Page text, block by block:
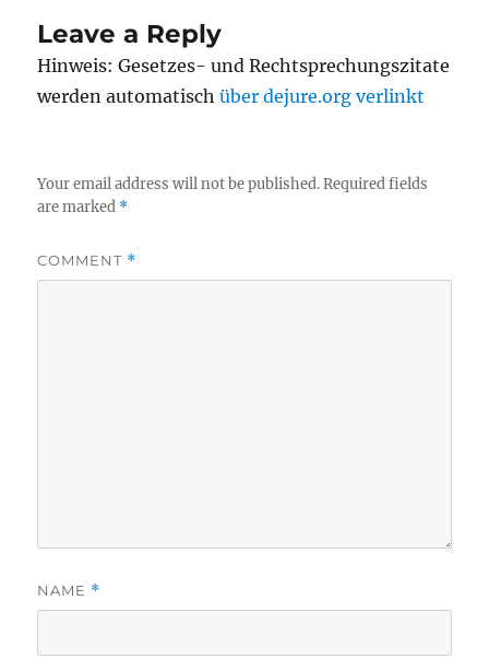
Leave a Reply
Hinweis: Gesetzes- und Rechtsprechungszitate
werden automatischüber dejure.org verlinkt
Your email address will not be published. Required fields
are marked *
COMMENT *
NAME *